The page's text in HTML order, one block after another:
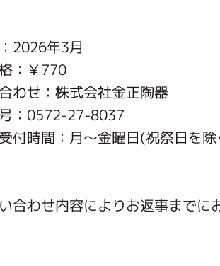
2026年3月
：￥770
わせ：株式会社金正陶器
：0572-27-8037
付時間：月〜金曜日(祝祭日を
合わせ内容によりお返事までに
がっこう しょくいんしつ
がっこう 家庭科部